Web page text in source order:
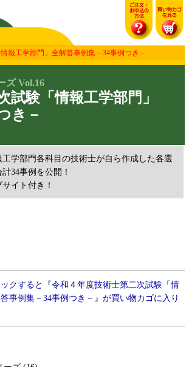
報工学部門」全解答事例集－34事例つき－
ズ Vol.16
試験「情報工学部門」
き－
学部門各科目の技術士が自ら作成した各選
34事例を公開！
イト付き！
クすると『令和４年度技術士第二次試験「情
事例集－34事例つき－』が買い物カゴに入り